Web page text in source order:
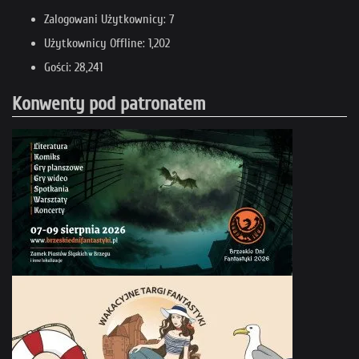
Zalogowani Użytkownicy: 7
Użytkownicy Offline: 1,202
Gości: 28,241
Konwenty pod patronatem